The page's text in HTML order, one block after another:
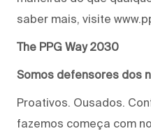
saber mais, visite
The PPG Way 2030
Somos defensores dos
Proativos. Ousados.
fazemos começa com